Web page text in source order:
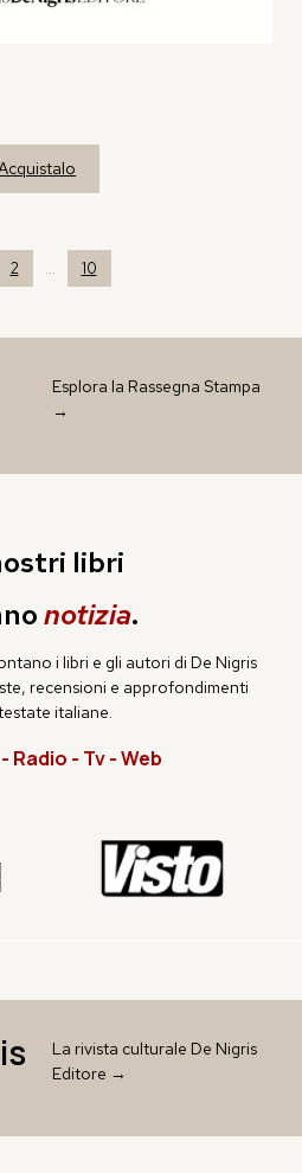
2 … 10
Esplora la Rassegna Stampa
→
libri
notizia.
i libri e gli autori di De Nigris
recensioni e approfondimenti
italiane.
Radio - Tv - Web
La rivista culturale De Nigris
Editore →